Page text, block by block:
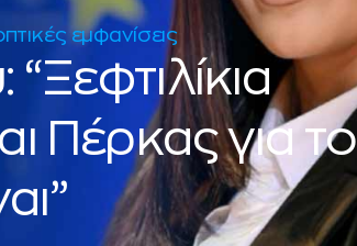
εμφανίσεις
Πέρκας για το